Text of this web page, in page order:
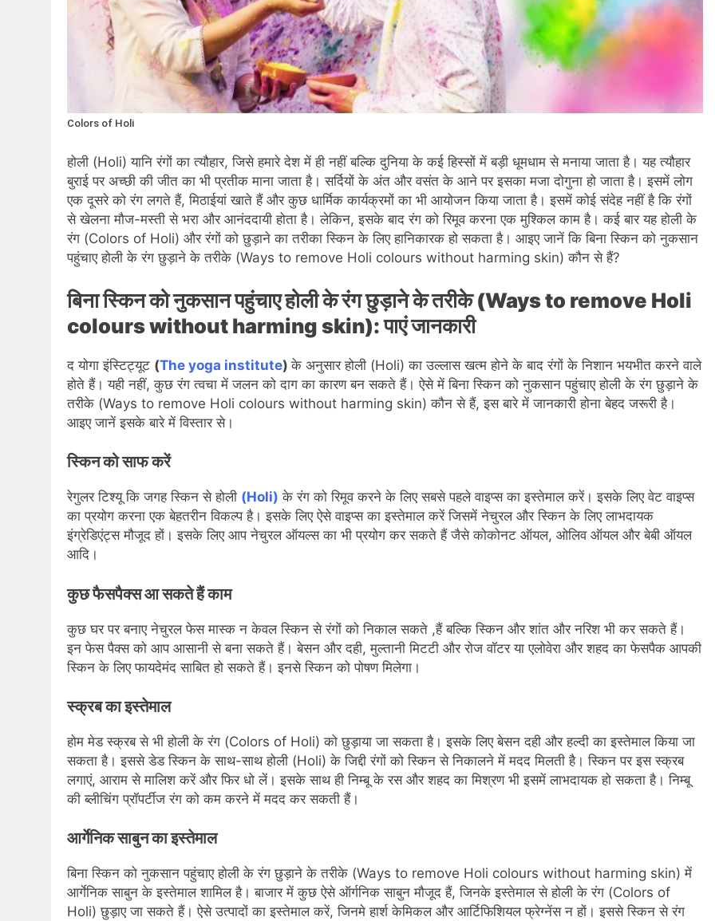
Colors of Holi
होली (Holi) यानि रंगों का त्यौहार, जिसे हमारे देश में ही नहीं बल्कि दुनिया के कई हिस्सों में बड़ी धूमधाम से मनाया जाता है। यह त्यौहार
बुराई पर अच्छी की जीत का भी प्रतीक माना जाता है। सर्दियों के अंत और वसंत के आने पर इसका मजा दोगुना हो जाता है। इसमें लोग
एक दूसरे को रंग लगते हैं, मिठाईयां खाते हैं और कुछ धार्मिक कार्यक्रमों का भी आयोजन किया जाता है। इसमें कोई संदेह नहीं है कि रंगों
से खेलना मौज-मस्ती से भरा और आनंददायी होता है। लेकिन, इसके बाद रंग को रिमूव करना एक मुश्किल काम है। कई बार यह होली के
रंग (Colors of Holi) और रंगों को छुड़ाने का तरीका स्किन के लिए हानिकारक हो सकता है। आइए जानें कि बिना स्किन को नुकसान
पहुंचाए होली के रंग छुड़ाने के तरीके (Ways to remove Holi colours without harming skin) कौन से हैं?
बिना स्किन को नुकसान पहुंचाए होली के रंग छुड़ाने के तरीके (Ways to remove Holi
colours without harming skin): पाएं जानकारी
द योगा इंस्टिट्यूट (The yoga institute)के अनुसार होली (Holi) का उल्लास खत्म होने के बाद रंगों के निशान भयभीत करने वाले
होते हैं। यही नहीं, कुछ रंग त्वचा में जलन को दाग का कारण बन सकते हैं। ऐसे में बिना स्किन को नुकसान पहुंचाए होली के रंग छुड़ाने के
तरीके (Ways to remove Holi colours without harming skin) कौन से हैं, इस बारे में जानकारी होना बेहद जरूरी है।
आइए जानें इसके बारे में विस्तार से।
स्किन को साफ करें
रेगुलर टिश्यू कि जगह स्किन से होली (Holi) के रंग को रिमूव करने के लिए सबसे पहले वाइप्स का इस्तेमाल करें। इसके लिए वेट वाइप्स
का प्रयोग करना एक बेहतरीन विकल्प है। इसके लिए ऐसे वाइप्स का इस्तेमाल करें जिसमें नेचुरल और स्किन के लिए लाभदायक
इंग्रेडिएंट्स मौजूद हों। इसके लिए आप नेचुरल ऑयल्स का भी प्रयोग कर सकते हैं जैसे कोकोनट ऑयल, ओलिव ऑयल और बेबी ऑयल
आदि।
कुछ फैसपैक्स आ सकते हैं काम
कुछ घर पर बनाए नेचुरल फेस मास्क न केवल स्किन से रंगों को निकाल सकते ,हैं बल्कि स्किन और शांत और नरिश भी कर सकते हैं।
इन फेस पैक्स को आप आसानी से बना सकते हैं। बेसन और दही, मुल्तानी मिटटी और रोज वॉटर या एलोवेरा और शहद का फेसपैक आपकी
स्किन के लिए फायदेमंद साबित हो सकते हैं। इनसे स्किन को पोषण मिलेगा।
स्क्रब का इस्तेमाल
होम मेड स्क्रब से भी होली के रंग (Colors of Holi) को छुड़ाया जा सकता है। इसके लिए बेसन दही और हल्दी का इस्तेमाल किया जा
सकता है। इससे डेड स्किन के साथ-साथ होली (Holi) के जिद्दी रंगों को स्किन से निकालने में मदद मिलती है। स्किन पर इस स्क्रब
लगाएं, आराम से मालिश करें और फिर धो लें। इसके साथ ही निम्बू के रस और शहद का मिश्रण भी इसमें लाभदायक हो सकता है। निम्बू
की ब्लीचिंग प्रॉपर्टीज रंग को कम करने में मदद कर सकती हैं।
आर्गेनिक साबुन का इस्तेमाल
बिना स्किन को नुकसान पहुंचाए होली के रंग छुड़ाने के तरीके (Ways to remove Holi colours without harming skin) में
आर्गेनिक साबुन के इस्तेमाल शामिल है। बाजार में कुछ ऐसे ऑर्गनिक साबुन मौजूद हैं, जिनके इस्तेमाल से होली के रंग (Colors of
Holi) छुड़ाए जा सकते हैं। ऐसे उत्पादों का इस्तेमाल करें, जिनमे हार्श केमिकल और आर्टिफिशियल फ्रेग्नेंस न हों। इससे स्किन से रंग